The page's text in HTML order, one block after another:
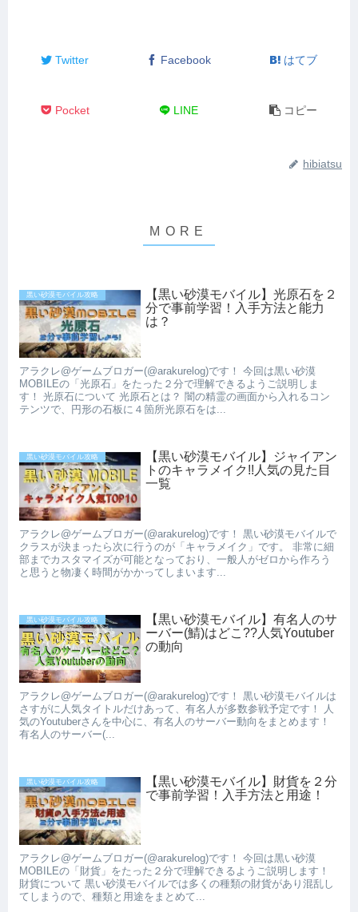
Twitter Facebook はてブ
Pocket LINE コピー
hibiatsu
黒い砂漠モバイル攻略
【黒い砂漠モバイル】光原石を２
分で事前学習！入手方法と能力
は？
アラクレ@ゲームブロガー(@arakurelog)です！ 今回は黒い砂漠
MOBILEの「光原石」をたった２分で理解できるようご説明しま
す！ 光原石について 光原石とは？ 闇の精霊の画面から入れるコン
テンツで、円形の石板に４箇所光原石をは...
黒い砂漠モバイル攻略
【黒い砂漠モバイル】ジャイアン
トのキャラメイク!!人気の見た目
一覧
アラクレ@ゲームブロガー(@arakurelog)です！ 黒い砂漠モバイルで
クラスが決まったら次に行うのが「キャラメイク」です。 非常に細
部までカスタマイズが可能となっており、一般人がゼロから作ろう
と思うと物凄く時間がかかってしまいます...
黒い砂漠モバイル攻略
【黒い砂漠モバイル】有名人のサ
ーバー(鯖)はどこ??人気Youtuber
の動向
アラクレ@ゲームブロガー(@arakurelog)です！ 黒い砂漠モバイルは
さすがに人気タイトルだけあって、有名人が多数参戦予定です！ 人
気のYoutuberさんを中心に、有名人のサーバー動向をまとめます！
有名人のサーバー(...
黒い砂漠モバイル攻略
【黒い砂漠モバイル】財貨を２分
で事前学習！入手方法と用途！
アラクレ@ゲームブロガー(@arakurelog)です！ 今回は黒い砂漠
MOBILEの「財貨」をたった２分で理解できるようご説明します！
財貨について 黒い砂漠モバイルでは多くの種類の財貨があり混乱し
てしまうので、種類と用途をまとめて...